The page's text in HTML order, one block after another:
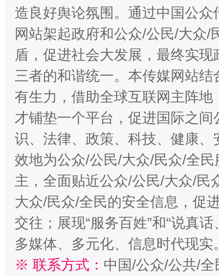
造良好舆论氛围。通过中国公
网站架起政府和公众/公民/大众
盾，促进社会大发展，最终实
三者的和谐统一。本传媒网站
有生力，借助全球互联网主阵
才铺垫一个平台，促进国际之
识、法律、政策、科技、健康
效地为公众/公民/大众/民众/全
主，全面贴近公众/公民/大众/民
大众/民众/全民的安全信息，促
交往；展现“服务百姓”和“说真
多媒体、多元化、信息时代现实
※ 联系方式： 中国/公众/公共/